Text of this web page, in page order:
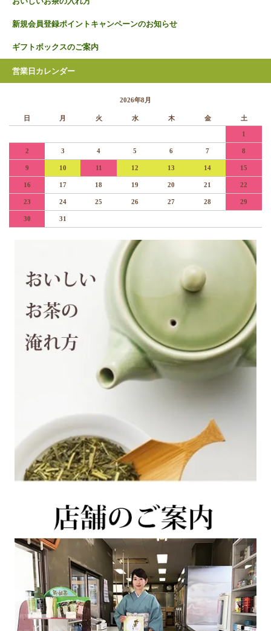
新規会員登録ポイントキャンペーンのお知らせ
ギフトボックスのご案内
営業日カレンダー
2026年8月
日 月 火 水 木 金 土
1
2 3 4 5 6 7 8
9 10 11 12 13 14 15
16 17 18 19 20 21 22
23 24 25 26 27 28 29
30 31